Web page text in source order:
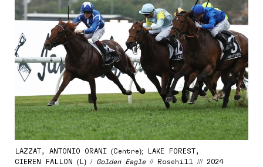
LAZZAT, ANTONIO ORANI (Centre); LAKE FOREST,
CIEREN FALLON (L) / Golden Eagle// Rosehill /// 2024